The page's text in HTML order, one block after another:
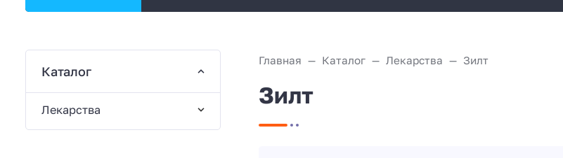
Главная Каталог Лекарства Зилт
Зилт
Каталог
Лекарства